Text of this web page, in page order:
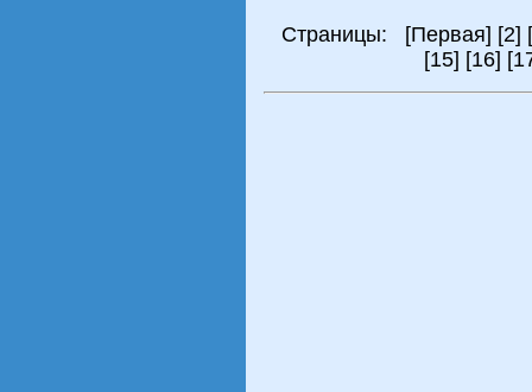
Страницы: [Первая] [2] [
[15] [16] [